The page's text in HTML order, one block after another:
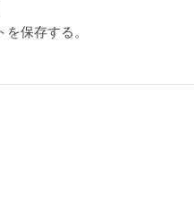
保存する。